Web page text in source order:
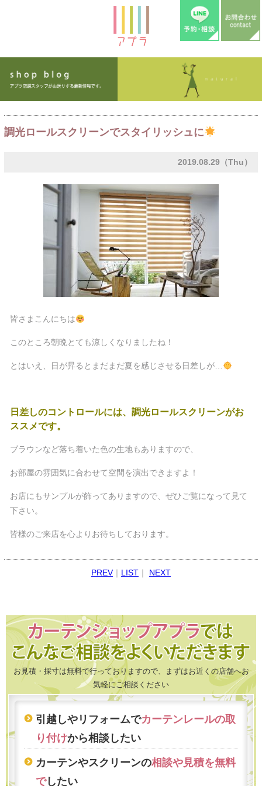
調光ロールスクリーンでスタイリッシュに
2019.08.29（Thu）
皆さまこんにちは
このところ朝晩とても涼しくなりましたね！
とはいえ、日が昇るとまだまだ夏を感じさせる日差しが…
日差しのコントロールには、調光ロールスクリーンがお
ススメです。
ブラウンなど落ち着いた色の生地もありますので、
お部屋の雰囲気に合わせて空間を演出できますよ！
お店にもサンプルが飾ってありますので、ぜひご覧になって見て
下さい。
皆様のご来店を心よりお待ちしております。
PREV｜ LIST｜ NEXT
お見積・採寸は無料で行っておりますので、まずはお近くの店舗へお
気軽にご相談ください
引越しやリフォームでカーテンレールの取
り付けから相談したい
カーテンやスクリーンの相談や見積を無料
でしたい